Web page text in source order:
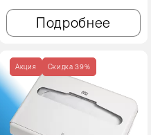
Подробнее
Акция Cкидка 39%